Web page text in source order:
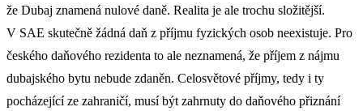
že Dubaj znamená nulové daně. Realita je ale trochu složitější.
V SAE skutečně žádná daň z příjmu fyzických osob neexistuje. Pro
českého daňového rezidenta to ale neznamená, že příjem z nájmu
dubajského bytu nebude zdaněn. Celosvětové příjmy, tedy i ty
pocházející ze zahraničí, musí být zahrnuty do daňového přiznání